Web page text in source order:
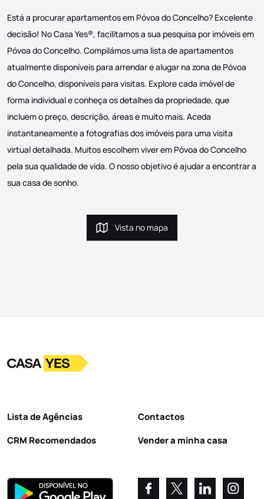
Está a procurar apartamentos em Póvoa do Concelho? Excelente
decisão! No Casa Yes®, facilitamos a sua pesquisa por imóveis em
Póvoa do Concelho. Compilámos uma lista de apartamentos
atualmente disponíveis para arrendar e alugar na zona de Póvoa
do Concelho, disponíveis para visitas. Explore cada imóvel de
forma individual e conheça os detalhes da propriedade, que
incluem o preço, descrição, áreas e muito mais. Aceda
instantaneamente a fotografias dos imóveis para uma visita
virtual detalhada. Muitos escolhem viver em Póvoa do Concelho
pela sua qualidade de vida. O nosso objetivo é ajudar a encontrar a
sua casa de sonho.
Vista no mapa
Vista no mapa
LogoIr para a homepage
Lista de Agências
CRM Recomendados
Contactos
Vender a minha casa